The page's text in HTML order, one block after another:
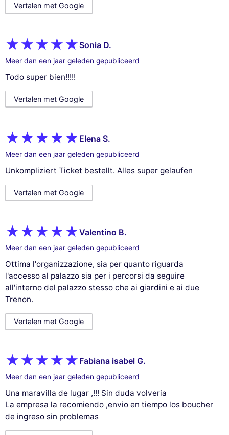
Vertalen met Google
Sonia D.
Meer dan een jaar geleden gepubliceerd
Todo super bien!!!!!
Vertalen met Google
Elena S.
Meer dan een jaar geleden gepubliceerd
Unkompliziert Ticket bestellt. Alles super gelaufen
Vertalen met Google
Valentino B.
Meer dan een jaar geleden gepubliceerd
Ottima l'organizzazione, sia per quanto riguarda
l'accesso al palazzo sia per i percorsi da seguire
all'interno del palazzo stesso che ai giardini e ai due
Trenon.
Vertalen met Google
Fabiana isabel G.
Meer dan een jaar geleden gepubliceerd
Una maravilla de lugar ,!!! Sin duda volveria
La empresa la recomiendo ,envio en tiempo los boucher
de ingreso sin problemas